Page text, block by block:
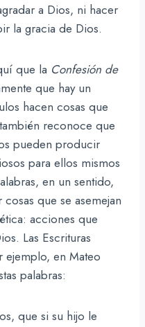
a Dios, ni hacer
la gracia de Dios.
que la Confesión de
que hay un
hacen cosas que
reconoce que
pueden producir
para ellos mismos
en un sentido,
que se asemejan
acciones que
Las Escrituras
ejemplo, en Mateo
palabras:
que si su hijo le